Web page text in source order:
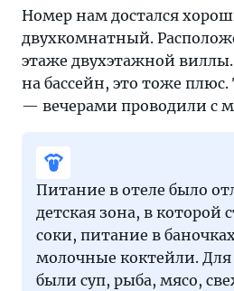
Номер нам достался
двухкомнатный.
этаже двухэтажной
на бассейн, это тоже плюс.
— вечерами проводили с
Питание в отеле было
детская зона, в которой
соки, питание в
молочные коктейли. Для
были суп, рыба, мясо,